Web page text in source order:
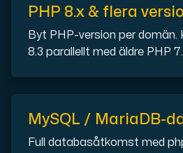
En VPS ger inte bara
VMBOX
KVM-VPS med Windows och
PHP 8.x & flera
Byt PHP-version per domän.
8.3 parallellt med äldre PHP
MySQL / MariaDB-
Full databasåtkomst med